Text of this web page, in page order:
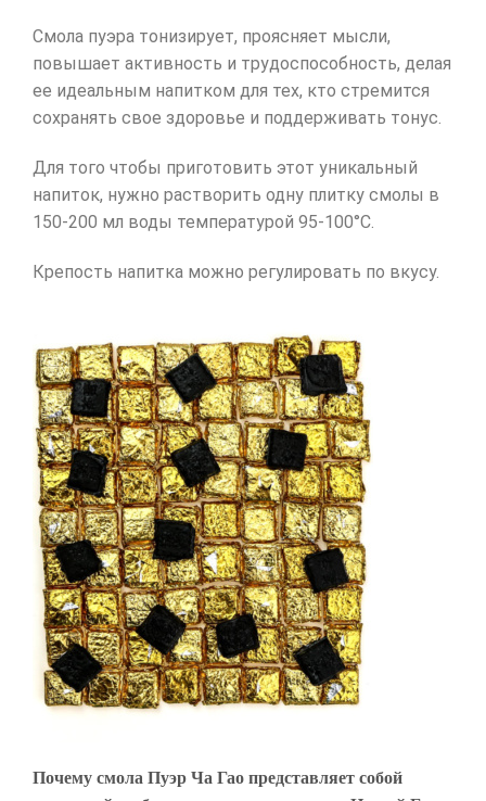
Смола пуэра тонизирует, проясняет мысли,
повышает активность и трудоспособность, делая
ее идеальным напитком для тех, кто стремится
сохранять свое здоровье и поддерживать тонус.
Для того чтобы приготовить этот уникальный
напиток, нужно растворить одну плитку смолы в
150-200 мл воды температурой 95-100°С.
Крепость напитка можно регулировать по вкусу.
Почему смола Пуэр Ча Гао представляет собой